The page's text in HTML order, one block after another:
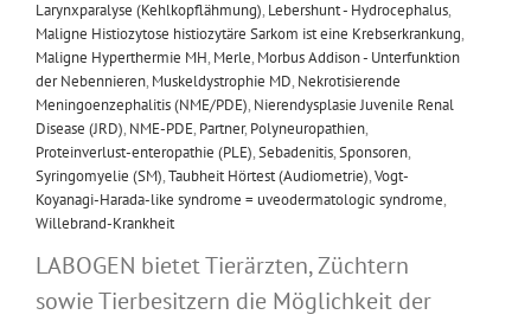
Larynxparalyse (Kehlkopflähmung), Lebershunt - Hydrocephalus,
Maligne Histiozytose histiozytäre Sarkom ist eine Krebserkrankung,
Maligne Hyperthermie MH, Merle, Morbus Addison - Unterfunktion
der Nebennieren, Muskeldystrophie MD, Nekrotisierende
Meningoenzephalitis (NME/PDE), Nierendysplasie Juvenile Renal
Disease (JRD), NME-PDE, Partner, Polyneuropathien,
Proteinverlust-enteropathie (PLE),Sebadenitis,Sponsoren,
Syringomyelie (SM),Taubheit Hörtest (Audiometrie),Vogt-
Koyanagi-Harada-like syndrome = uveodermatologic syndrome,
Willebrand-Krankheit
LABOGEN bietet Tierärzten, Züchtern
sowie Tierbesitzern die Möglichkeit der